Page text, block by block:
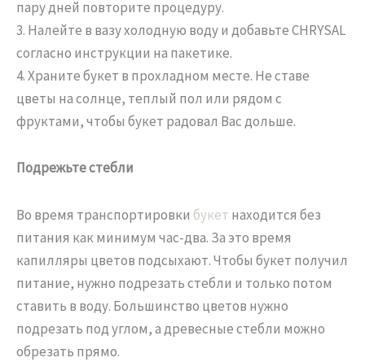
пару дней повторите процедуру.
3. Налейте в вазу холодную воду и добавьте CHRYSAL
согласно инструкции на пакетике.
4. Храните букет в прохладном месте. Не ставе
цветы на солнце, теплый пол или рядом с
фруктами, чтобы букет радовал Вас дольше.
Подрежьте стебли
Во время транспортировки букет находится без
питания как минимум час-два. За это время
капилляры цветов подсыхают. Чтобы букет получил
питание, нужно подрезать стебли и только потом
ставить в воду. Большинство цветов нужно
подрезать под углом, а древесные стебли можно
обрезать прямо.